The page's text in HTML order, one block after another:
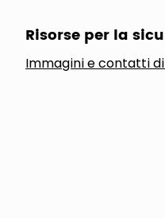
Risorse per la
Immagini e contatti